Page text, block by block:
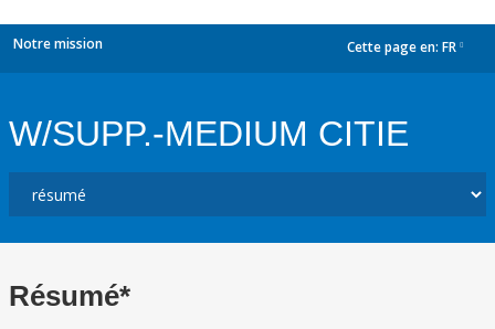
Notre mission Cette page en: FR
W/SUPP.-MEDIUM CITIE
Résumé*